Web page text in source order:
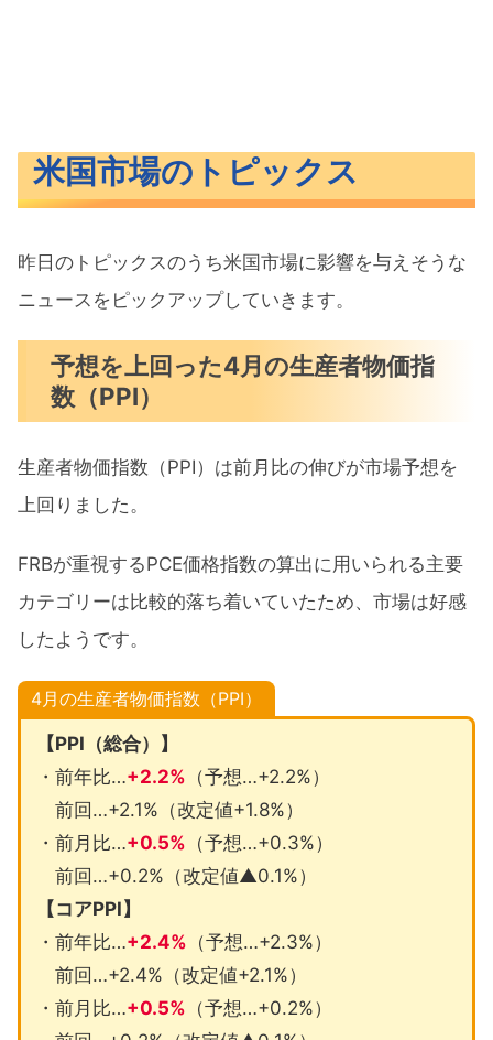
米国市場のトピックス
昨日のトピックスのうち米国市場に影響を与えそうな
ニュースをピックアップしていきます。
予想を上回った4月の生産者物価指
数（PPI）
生産者物価指数（PPI）は前月比の伸びが市場予想を
上回りました。
FRBが重視するPCE価格指数の算出に用いられる主要
カテゴリーは比較的落ち着いていたため、市場は好感
したようです。
4月の生産者物価指数（PPI）
【PPI（総合）】
・前年比…+2.2% （予想…+2.2%）
前回…+2.1%（改定値+1.8%）
・前月比…+0.5% （予想…+0.3%）
前回…+0.2%（改定値▲0.1%）
【コアPPI】
・前年比…+2.4% （予想…+2.3%）
前回…+2.4%（改定値+2.1%）
・前月比…+0.5% （予想…+0.2%）